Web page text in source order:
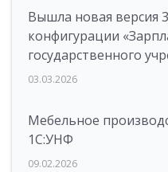
Вышла новая версия
конфигурации
государственного
03.03.2026
Мебельное
1С:УНФ
09.02.2026